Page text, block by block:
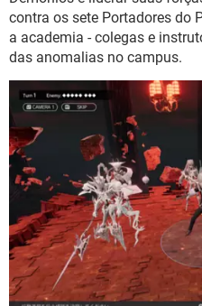
contra os sete Portadores do
a academia - colegas e
das anomalias no campus.